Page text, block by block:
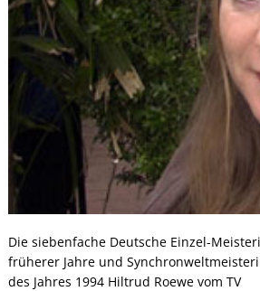
Die siebenfache Deutsche Einzel-
früherer Jahre und
des Jahres 1994 Hiltrud Roewe vom TV